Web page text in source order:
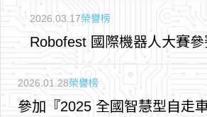
2026.03.17榮譽榜
Robofest 國際機器人大賽
2026.01.28榮譽榜
參加『2025 全國智慧型自走